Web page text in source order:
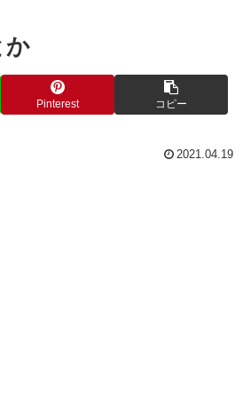
か
Pinterest コピー
2021.04.19